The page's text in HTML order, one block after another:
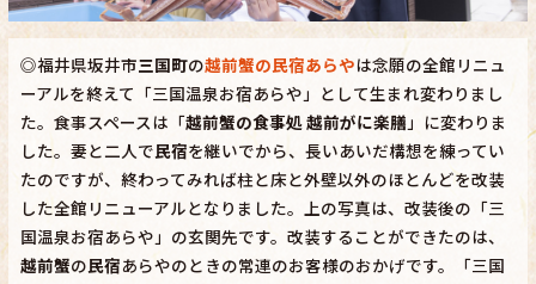
◎福井県坂井市三国町の越前蟹の民宿あらやは念願の全館リニュ
ーアルを終えて「三国温泉お宿あらや」として生まれ変わりまし
た。食事スペースは「越前蟹の食事処 越前がに楽膳」に変わりま
した。妻と二人で民宿を継いでから、長いあいだ構想を練ってい
たのですが、終わってみれば柱と床と外壁以外のほとんどを改装
した全館リニューアルとなりました。上の写真は、改装後の「三
国温泉お宿あらや」の玄関先です。改装することができたのは、
越前蟹の民宿あらやのときの常連のお客様のおかげです。「三国